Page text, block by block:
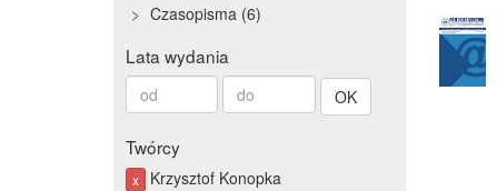
Czasopisma 6
Lata wydania
Od
roku
Do
roku
Twórcy
x
Krzysztof Konopka